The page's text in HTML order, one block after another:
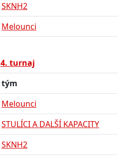
SKNH2
Melounci
4. turnaj
tým
Melounci
STULÍCI A DALŠÍ KAPACITY
SKNH2